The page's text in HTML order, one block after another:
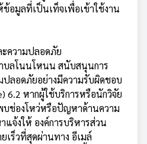
อมูลที่เป็นเท็จเพื่อเข้าใช้งาน
ะความปลอดภัย
บลโนนโหนน สนับสนุนการ
ปลอดภัยอย่างมีความรับผิดชอบ
6.2 หากผู้ใช้บริการหรือนักวิจัย
ช่องโหว่หรือปัญหาด้านความ
จ้งให้ องค์การบริหารส่วน
ร็วที่สุดผ่านทาง อีเมล์